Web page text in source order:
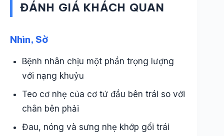
ĐÁNH GIÁ KHÁCH QUAN
Nhìn, Sờ
Bệnh nhân chịu một phần trọng lượng
với nạng khuỷu
Teo cơ nhẹ của cơ tứ đầu bên trái so với
chân bên phải
Đau, nóng và sưng nhẹ khớp gối trái